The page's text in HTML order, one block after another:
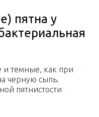
пятна у
и темные, как при
черную сыпь.
пятнистости